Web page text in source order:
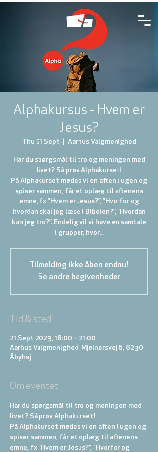
Alphakursus - Hvem er
Jesus?
Thu 21 Sept Aarhus Valgmenighed
Har du spørgsmål til tro og meningen med
livet? Så prøv Alphakurset!
På Alphakurset mødes vi en aften i ugen og
spiser sammen, får et oplæg til aftenens
emne, fx ”Hvem er Jesus?”, ”Hvorfor og
hvordan skal jeg læse i Bibelen?”, ”Hvordan
kan jeg tro?”. Endelig vil vi have en samtale
i grupper, hvor...
Tilmelding ikke åben endnu!
Se andre begivenheder
Tid & sted
21 Sept 2023, 18:00 – 21:00
Aarhus Valgmenighed, Mjølnersvej 6, 8230
Åbyhøj
Om eventet
Har du spørgsmål til tro og meningen med
livet? Så prøv Alphakurset!
På Alphakurset mødes vi en aften i ugen og
spiser sammen, får et oplæg til aftenens
emne, fx ”Hvem er Jesus?”, ”Hvorfor og